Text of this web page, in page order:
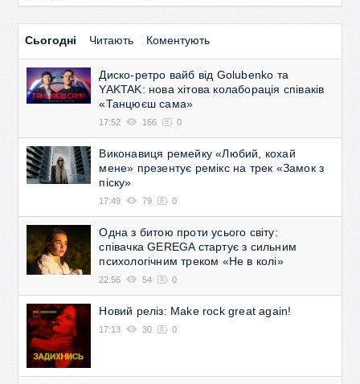
Сьогодні Читають Коментують
Диско-ретро вайб від Golubenko та
YAKTAK: нова хітова колаборація співаків
«Танцюєш сама»
17:52 166 0
Виконавиця ремейку «Любий, кохай
мене» презентує ремікс на трек «Замок з
піску»
17:49 79 0
Одна з битою проти усього світу:
співачка GEREGA стартує з сильним
психологічним треком «Не в колі»
22:56 54 0
Новий реліз: Make rock great again!
17:13 30 0